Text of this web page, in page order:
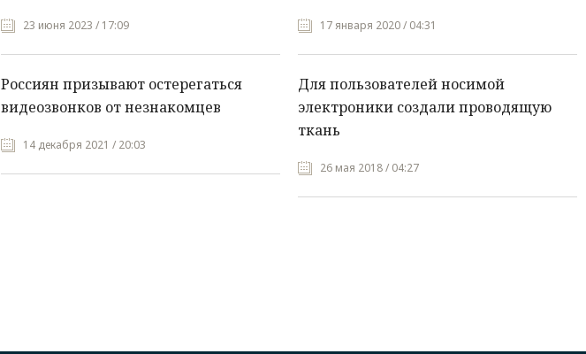
23 июня 2023 / 17:09
Россиян призывают остерегаться
видеозвонков от незнакомцев
14 декабря 2021 / 20:03
17 января 2020 / 04:31
Для пользователей носимой
электроники создали проводящую
ткань
26 мая 2018 / 04:27